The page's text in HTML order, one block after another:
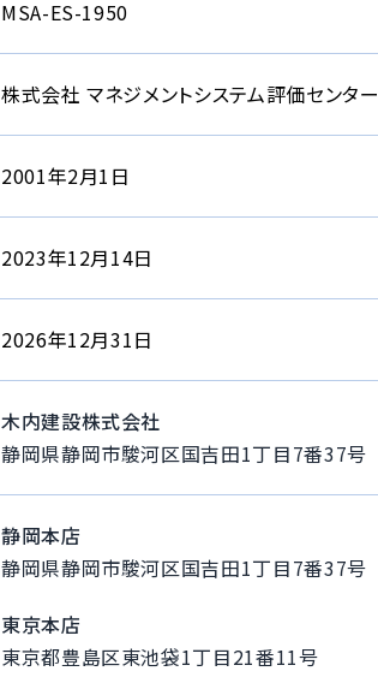
MSA-ES-1950
株式会社 マネジメントシステム評価センター
2001年2月1日
2023年12月14日
2026年12月31日
木内建設株式会社
静岡県静岡市駿河区国吉田1丁目7番37号
静岡本店
静岡県静岡市駿河区国吉田1丁目7番37号
東京本店
東京都豊島区東池袋1丁目21番11号